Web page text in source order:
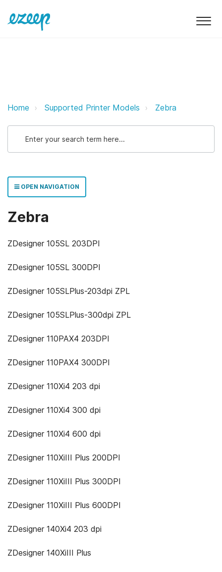
Zebra ezeep Support Support
Home Supported Printer Models Zebra
OPEN NAVIGATION
Zebra
ZDesigner 105SL 203DPI
ZDesigner 105SL 300DPI
ZDesigner 105SLPlus-203dpi ZPL
ZDesigner 105SLPlus-300dpi ZPL
ZDesigner 110PAX4 203DPI
ZDesigner 110PAX4 300DPI
ZDesigner 110Xi4 203 dpi
ZDesigner 110Xi4 300 dpi
ZDesigner 110Xi4 600 dpi
ZDesigner 110XiIII Plus 200DPI
ZDesigner 110XiIII Plus 300DPI
ZDesigner 110XiIII Plus 600DPI
ZDesigner 140Xi4 203 dpi
ZDesigner 140XiIII Plus